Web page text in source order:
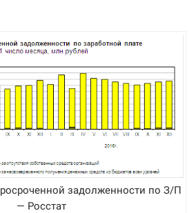
задолженности по З/П
— Росстат